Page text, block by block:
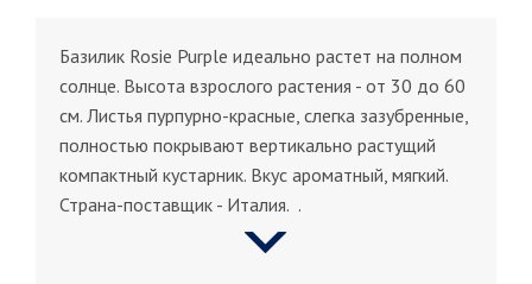
Базилик Rosie Purple идеально растет на полном
солнце. Высота взрослого растения - от 30 до 60
см. Листья пурпурно-красные, слегка зазубренные,
полностью покрывают вертикально растущий
компактный кустарник. Вкус ароматный, мягкий.
Страна-поставщик - Италия. .